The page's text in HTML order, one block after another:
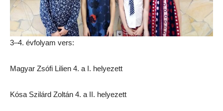
3–4. évfolyam vers:
Magyar Zsófi Lilien 4. a I. helyezett
Kósa Szilárd Zoltán 4. a II. helyezett